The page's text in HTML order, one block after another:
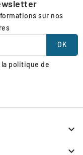
sur nos
politique de

